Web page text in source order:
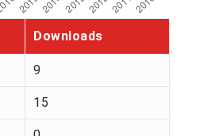
Downloads
9
15